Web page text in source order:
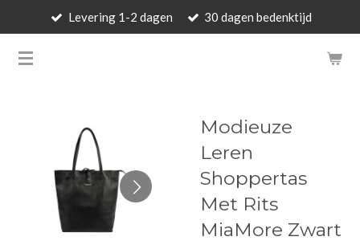
main
BARBARA'S WALLET -
Levering 1-2 dagen 30 dagen bedenktijd
Modieuze
Leren
Shoppertas
Met Rits
MiaMore Zwart